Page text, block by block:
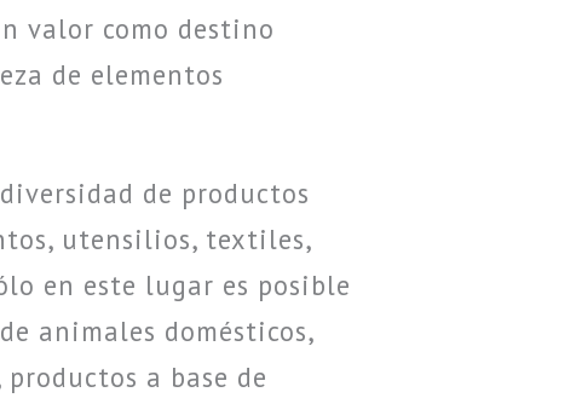
valor como destino
de elementos
de productos
utensilios, textiles,
en este lugar es posible
animales domésticos,
a base de